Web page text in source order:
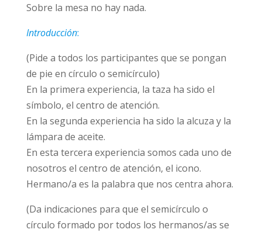
Sobre la mesa no hay nada.
Introducción:
(Pide a todos los participantes que se pongan
de pie en círculo o semicírculo)
En la primera experiencia, la taza ha sido el
símbolo, el centro de atención.
En la segunda experiencia ha sido la alcuza y la
lámpara de aceite.
En esta tercera experiencia somos cada uno de
nosotros el centro de atención, el icono.
Hermano/a es la palabra que nos centra ahora.
(Da indicaciones para que el semicírculo o
círculo formado por todos los hermanos/as se